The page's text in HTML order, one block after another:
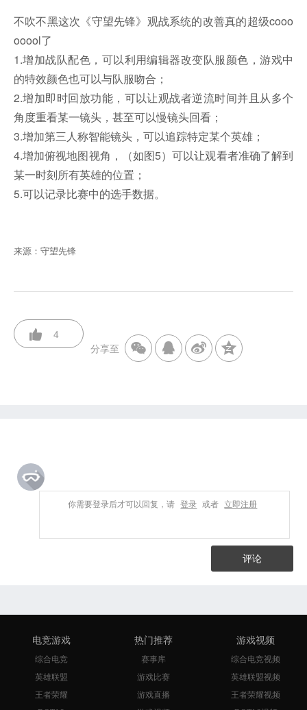
不吹不黑这次《守望先锋》观战系统的改善真的超级cooo
ooool了
1.增加战队配色，可以利用编辑器改变队服颜色，游戏中
的特效颜色也可以与队服吻合；
2.增加即时回放功能，可以让观战者逆流时间并且从多个
角度重看某一镜头，甚至可以慢镜头回看；
3.增加第三人称智能镜头，可以追踪特定某个英雄；
4.增加俯视地图视角，（如图5）可以让观看者准确了解到
某一时刻所有英雄的位置；
5.可以记录比赛中的选手数据。
来源：守望先锋
4
分享至
你需要登录后才可以回复，请 登录 或者 立即注册
评论
电竞游戏
综合电竞
英雄联盟
王者荣耀
热门推荐
赛事库
游戏比赛
游戏直播
游戏视频
综合电竞视频
英雄联盟视频
王者荣耀视频